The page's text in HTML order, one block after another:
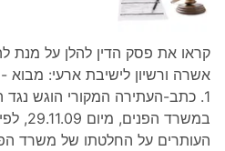
קראו את פסק הדין להלן על מנת
אשרה
1. כתב-העתירה המקורי הוגש
במשרד
העותרים על החלטתו של משרד